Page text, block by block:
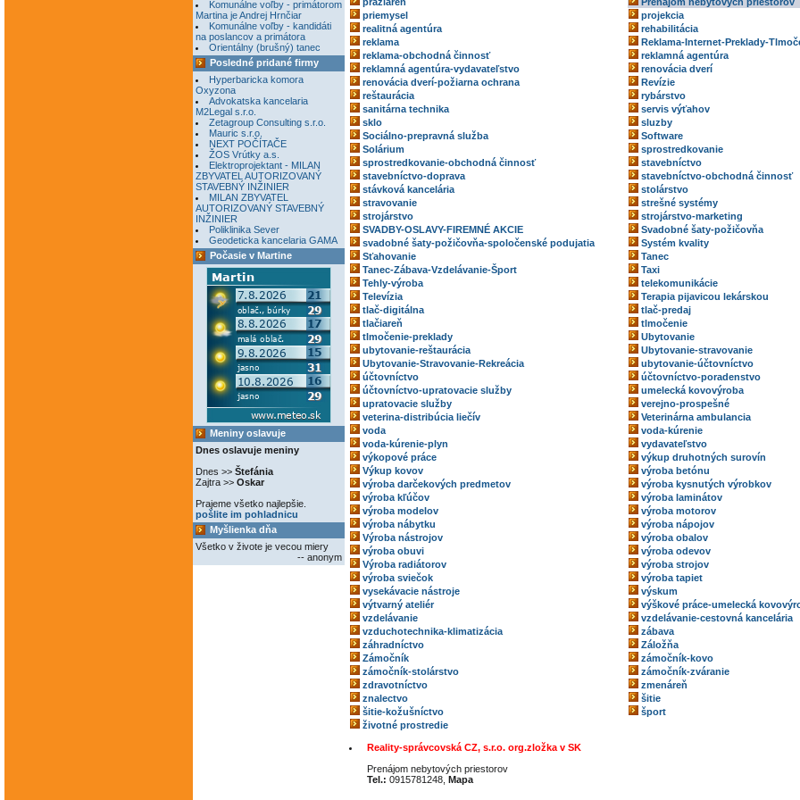
Komunálne voľby - primátorom
Martina je Andrej Hrnčiar
Komunálne voľby - kandidáti
na poslancov a primátora
Orientálny (brušný) tanec
Posledné pridané firmy
Hyperbaricka komora
Oxyzona
Advokatska kancelaria
M2Legal s.r.o.
Zetagroup Consulting s.r.o.
Mauric s.r.o.
NEXT POČÍTAČE
ŽOS Vrútky a.s.
Elektroprojektant - MILAN
ZBYVATEL AUTORIZOVANÝ
STAVEBNÝ INŽINIER
MILAN ZBYVATEL
AUTORIZOVANÝ STAVEBNÝ
INŽINIER
Poliklinika Sever
Geodeticka kancelaria GAMA
Počasie v Martine
Meniny oslavuje
Dnes oslavuje meniny
Dnes >> Štefánia
Zajtra >> Oskar
Prajeme všetko najlepšie.
pošlite im pohladnicu
Myšlienka dňa
Všetko v živote je vecou miery
-- anonym
priemysel
projekcia
realitná agentúra
rehabilitácia
reklama
Reklama-Internet-Preklady-
reklama-obchodná činnosť
reklamná agentúra
reklamná agentúra-vydavateľstvo
renovácia dverí
renovácia dverí-požiarna ochrana
Revízie
reštaurácia
rybárstvo
sanitárna technika
servis výťahov
sklo
sluzby
Sociálno-prepravná služba
Software
Solárium
sprostredkovanie
sprostredkovanie-obchodná činnosť
stavebníctvo
stavebníctvo-doprava
stavebníctvo-obchodná činnosť
stávková kancelária
stolárstvo
stravovanie
strešné systémy
strojárstvo
strojárstvo-marketing
SVADBY-OSLAVY-FIREMNÉ AKCIE
Svadobné šaty-požičovňa
svadobné šaty-požičovňa-spoločenské podujatia
Systém kvality
Sťahovanie
Tanec
Tanec-Zábava-Vzdelávanie-Šport
Taxi
Tehly-výroba
telekomunikácie
Televízia
Terapia pijavicou lekárskou
tlač-digitálna
tlač-predaj
tlačiareň
tlmočenie
tlmočenie-preklady
Ubytovanie
ubytovanie-reštaurácia
Ubytovanie-stravovanie
Ubytovanie-Stravovanie-Rekreácia
ubytovanie-účtovníctvo
účtovníctvo
účtovníctvo-poradenstvo
účtovníctvo-upratovacie služby
umelecká kovovýroba
upratovacie služby
verejno-prospešné
veterina-distribúcia liečív
Veterinárna ambulancia
voda
voda-kúrenie
voda-kúrenie-plyn
vydavateľstvo
výkopové práce
výkup druhotných surovín
Výkup kovov
výroba betónu
výroba darčekových predmetov
výroba kysnutých výrobkov
výroba kľúčov
výroba laminátov
výroba modelov
výroba motorov
výroba nábytku
výroba nápojov
Výroba nástrojov
výroba obalov
výroba obuvi
výroba odevov
Výroba radiátorov
výroba strojov
výroba sviečok
výroba tapiet
vysekávacie nástroje
výskum
výtvarný ateliér
výškové práce-umelecká
vzdelávanie
vzdelávanie-cestovná kancelária
vzduchotechnika-klimatizácia
zábava
záhradníctvo
Záložňa
Zámočník
zámočník-kovo
zámočník-stolárstvo
zámočník-zváranie
zdravotníctvo
zmenáreň
znalectvo
šitie
šitie-kožušníctvo
šport
životné prostredie
Reality-správcovská CZ, s.r.o. org.zložka v SK
Prenájom nebytových priestorov
Tel.: 0915781248, Mapa